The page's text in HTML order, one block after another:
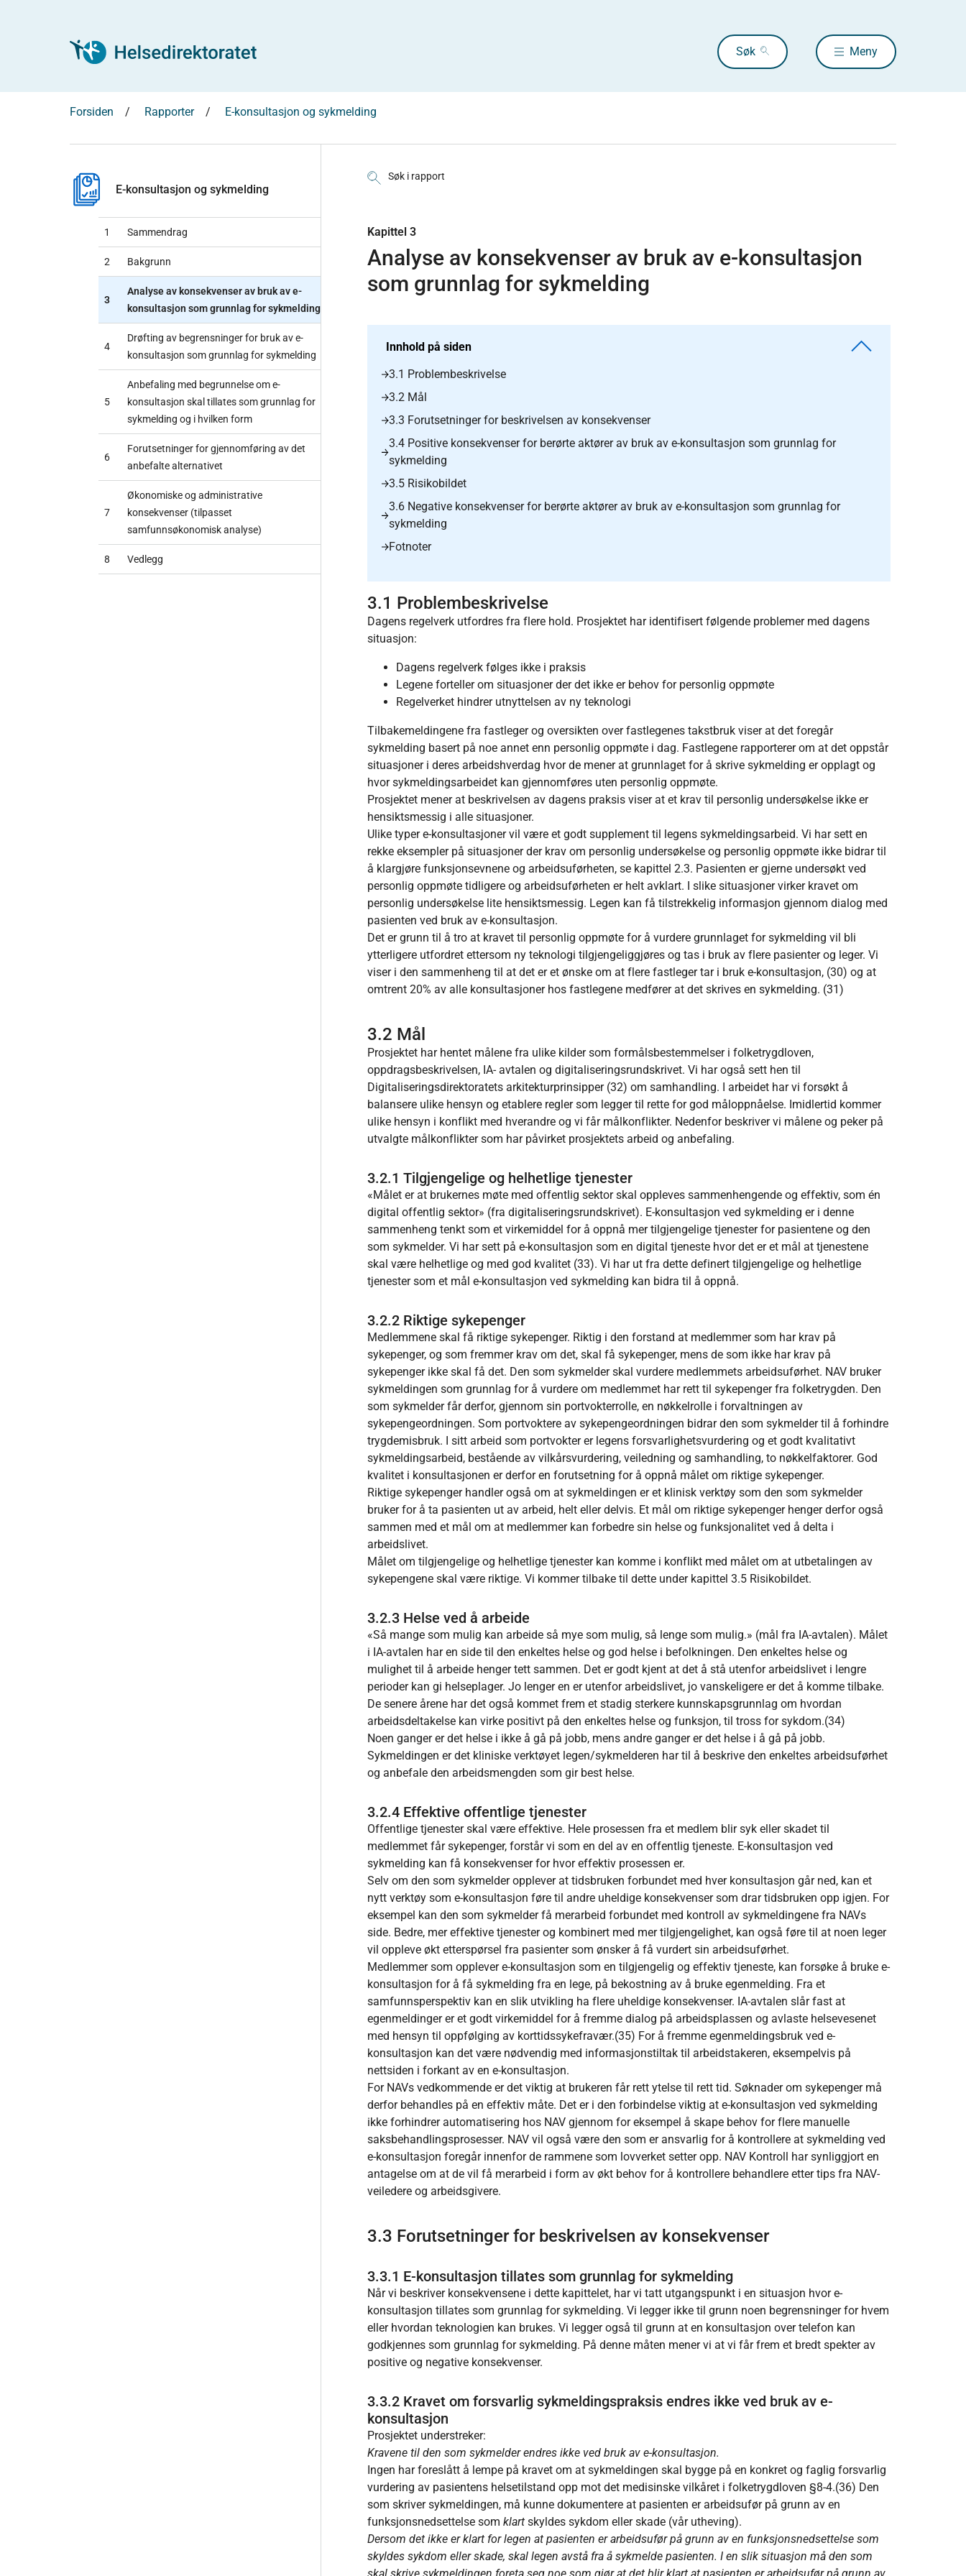
Søk Meny
Forsiden Rapporter E-konsultasjon og sykmelding
E-konsultasjon og sykmelding
1 Sammendrag
2 Bakgrunn
3
Analyse av konsekvenser av bruk av e-
konsultasjon som grunnlag for sykmelding
4
Drøfting av begrensninger for bruk av e-
konsultasjon som grunnlag for sykmelding
5
Anbefaling med begrunnelse om e-
konsultasjon skal tillates som grunnlag for
sykmelding og i hvilken form
6
Forutsetninger for gjennomføring av det
anbefalte alternativet
7
Økonomiske og administrative
konsekvenser (tilpasset
samfunnsøkonomisk analyse)
8 Vedlegg
Søk i rapport
Kapittel 3
Analyse av konsekvenser av bruk av e-konsultasjon
som grunnlag for sykmelding
Innhold på siden
3.1 Problembeskrivelse
3.2 Mål
3.3 Forutsetninger for beskrivelsen av konsekvenser
3.4 Positive konsekvenser for berørte aktører av bruk av e-konsultasjon som grunnlag for
sykmelding
3.5 Risikobildet
3.6 Negative konsekvenser for berørte aktører av bruk av e-konsultasjon som grunnlag for
sykmelding
Fotnoter
3.1 Problembeskrivelse
Dagens regelverk utfordres fra flere hold. Prosjektet har identifisert følgende problemer med dagens
situasjon:
Dagens regelverk følges ikke i praksis
Legene forteller om situasjoner der det ikke er behov for personlig oppmøte
Regelverket hindrer utnyttelsen av ny teknologi
Tilbakemeldingene fra fastleger og oversikten over fastlegenes takstbruk viser at det foregår
sykmelding basert på noe annet enn personlig oppmøte i dag. Fastlegene rapporterer om at det oppstår
situasjoner i deres arbeidshverdag hvor de mener at grunnlaget for å skrive sykmelding er opplagt og
hvor sykmeldingsarbeidet kan gjennomføres uten personlig oppmøte.
Prosjektet mener at beskrivelsen av dagens praksis viser at et krav til personlig undersøkelse ikke er
hensiktsmessig i alle situasjoner.
Ulike typer e-konsultasjoner vil være et godt supplement til legens sykmeldingsarbeid. Vi har sett en
rekke eksempler på situasjoner der krav om personlig undersøkelse og personlig oppmøte ikke bidrar til
å klargjøre funksjonsevnene og arbeidsuførheten, se kapittel 2.3. Pasienten er gjerne undersøkt ved
personlig oppmøte tidligere og arbeidsuførheten er helt avklart. I slike situasjoner virker kravet om
personlig undersøkelse lite hensiktsmessig. Legen kan få tilstrekkelig informasjon gjennom dialog med
pasienten ved bruk av e-konsultasjon.
Det er grunn til å tro at kravet til personlig oppmøte for å vurdere grunnlaget for sykmelding vil bli
ytterligere utfordret ettersom ny teknologi tilgjengeliggjøres og tas i bruk av flere pasienter og leger. Vi
viser i den sammenheng til at det er et ønske om at flere fastleger tar i bruk e-konsultasjon, (30) og at
omtrent 20% av alle konsultasjoner hos fastlegene medfører at det skrives en sykmelding. (31)
3.2 Mål
Prosjektet har hentet målene fra ulike kilder som formålsbestemmelser i folketrygdloven,
oppdragsbeskrivelsen, IA- avtalen og digitaliseringsrundskrivet. Vi har også sett hen til
Digitaliseringsdirektoratets arkitekturprinsipper (32) om samhandling. I arbeidet har vi forsøkt å
balansere ulike hensyn og etablere regler som legger til rette for god måloppnåelse. Imidlertid kommer
ulike hensyn i konflikt med hverandre og vi får målkonflikter. Nedenfor beskriver vi målene og peker på
utvalgte målkonflikter som har påvirket prosjektets arbeid og anbefaling.
3.2.1 Tilgjengelige og helhetlige tjenester
«Målet er at brukernes møte med offentlig sektor skal oppleves sammenhengende og effektiv, som én
digital offentlig sektor» (fra digitaliseringsrundskrivet). E-konsultasjon ved sykmelding er i denne
sammenheng tenkt som et virkemiddel for å oppnå mer tilgjengelige tjenester for pasientene og den
som sykmelder. Vi har sett på e-konsultasjon som en digital tjeneste hvor det er et mål at tjenestene
skal være helhetlige og med god kvalitet (33). Vi har ut fra dette definert tilgjengelige og helhetlige
tjenester som et mål e-konsultasjon ved sykmelding kan bidra til å oppnå.
3.2.2 Riktige sykepenger
Medlemmene skal få riktige sykepenger. Riktig i den forstand at medlemmer som har krav på
sykepenger, og som fremmer krav om det, skal få sykepenger, mens de som ikke har krav på
sykepenger ikke skal få det. Den som sykmelder skal vurdere medlemmets arbeidsuførhet. NAV bruker
sykmeldingen som grunnlag for å vurdere om medlemmet har rett til sykepenger fra folketrygden. Den
som sykmelder får derfor, gjennom sin portvokterrolle, en nøkkelrolle i forvaltningen av
sykepengeordningen. Som portvoktere av sykepengeordningen bidrar den som sykmelder til å forhindre
trygdemisbruk. I sitt arbeid som portvokter er legens forsvarlighetsvurdering og et godt kvalitativt
sykmeldingsarbeid, bestående av vilkårsvurdering, veiledning og samhandling, to nøkkelfaktorer. God
kvalitet i konsultasjonen er derfor en forutsetning for å oppnå målet om riktige sykepenger.
Riktige sykepenger handler også om at sykmeldingen er et klinisk verktøy som den som sykmelder
bruker for å ta pasienten ut av arbeid, helt eller delvis. Et mål om riktige sykepenger henger derfor også
sammen med et mål om at medlemmer kan forbedre sin helse og funksjonalitet ved å delta i
arbeidslivet.
Målet om tilgjengelige og helhetlige tjenester kan komme i konflikt med målet om at utbetalingen av
sykepengene skal være riktige. Vi kommer tilbake til dette under kapittel 3.5 Risikobildet.
3.2.3 Helse ved å arbeide
«Så mange som mulig kan arbeide så mye som mulig, så lenge som mulig.» (mål fra IA-avtalen). Målet
i IA-avtalen har en side til den enkeltes helse og god helse i befolkningen. Den enkeltes helse og
mulighet til å arbeide henger tett sammen. Det er godt kjent at det å stå utenfor arbeidslivet i lengre
perioder kan gi helseplager. Jo lenger en er utenfor arbeidslivet, jo vanskeligere er det å komme tilbake.
De senere årene har det også kommet frem et stadig sterkere kunnskapsgrunnlag om hvordan
arbeidsdeltakelse kan virke positivt på den enkeltes helse og funksjon, til tross for sykdom.(34)
Noen ganger er det helse i ikke å gå på jobb, mens andre ganger er det helse i å gå på jobb.
Sykmeldingen er det kliniske verktøyet legen/sykmelderen har til å beskrive den enkeltes arbeidsuførhet
og anbefale den arbeidsmengden som gir best helse.
3.2.4 Effektive offentlige tjenester
Offentlige tjenester skal være effektive. Hele prosessen fra et medlem blir syk eller skadet til
medlemmet får sykepenger, forstår vi som en del av en offentlig tjeneste. E-konsultasjon ved
sykmelding kan få konsekvenser for hvor effektiv prosessen er.
Selv om den som sykmelder opplever at tidsbruken forbundet med hver konsultasjon går ned, kan et
nytt verktøy som e-konsultasjon føre til andre uheldige konsekvenser som drar tidsbruken opp igjen. For
eksempel kan den som sykmelder få merarbeid forbundet med kontroll av sykmeldingene fra NAVs
side. Bedre, mer effektive tjenester og kombinert med mer tilgjengelighet, kan også føre til at noen leger
vil oppleve økt etterspørsel fra pasienter som ønsker å få vurdert sin arbeidsuførhet.
Medlemmer som opplever e-konsultasjon som en tilgjengelig og effektiv tjeneste, kan forsøke å bruke e-
konsultasjon for å få sykmelding fra en lege, på bekostning av å bruke egenmelding. Fra et
samfunnsperspektiv kan en slik utvikling ha flere uheldige konsekvenser. IA-avtalen slår fast at
egenmeldinger er et godt virkemiddel for å fremme dialog på arbeidsplassen og avlaste helsevesenet
med hensyn til oppfølging av korttidssykefravær.(35) For å fremme egenmeldingsbruk ved e-
konsultasjon kan det være nødvendig med informasjonstiltak til arbeidstakeren, eksempelvis på
nettsiden i forkant av en e-konsultasjon.
For NAVs vedkommende er det viktig at brukeren får rett ytelse til rett tid. Søknader om sykepenger må
derfor behandles på en effektiv måte. Det er i den forbindelse viktig at e-konsultasjon ved sykmelding
ikke forhindrer automatisering hos NAV gjennom for eksempel å skape behov for flere manuelle
saksbehandlingsprosesser. NAV vil også være den som er ansvarlig for å kontrollere at sykmelding ved
e-konsultasjon foregår innenfor de rammene som lovverket setter opp. NAV Kontroll har synliggjort en
antagelse om at de vil få merarbeid i form av økt behov for å kontrollere behandlere etter tips fra NAV-
veiledere og arbeidsgivere.
3.3 Forutsetninger for beskrivelsen av konsekvenser
3.3.1 E-konsultasjon tillates som grunnlag for sykmelding
Når vi beskriver konsekvensene i dette kapittelet, har vi tatt utgangspunkt i en situasjon hvor e-
konsultasjon tillates som grunnlag for sykmelding. Vi legger ikke til grunn noen begrensninger for hvem
eller hvordan teknologien kan brukes. Vi legger også til grunn at en konsultasjon over telefon kan
godkjennes som grunnlag for sykmelding. På denne måten mener vi at vi får frem et bredt spekter av
positive og negative konsekvenser.
3.3.2 Kravet om forsvarlig sykmeldingspraksis endres ikke ved bruk av e-
konsultasjon
Prosjektet understreker:
Kravene til den som sykmelder endres ikke ved bruk av e-konsultasjon.
Ingen har foreslått å lempe på kravet om at sykmeldingen skal bygge på en konkret og faglig forsvarlig
vurdering av pasientens helsetilstand opp mot det medisinske vilkåret i folketrygdloven §8-4.(36) Den
som skriver sykmeldingen, må kunne dokumentere at pasienten er arbeidsufør på grunn av en
funksjonsnedsettelse som klart skyldes sykdom eller skade (vår utheving).
Dersom det ikke er klart for legen at pasienten er arbeidsufør på grunn av en funksjonsnedsettelse som
skyldes sykdom eller skade, skal legen avstå fra å sykmelde pasienten. I en slik situasjon må den som